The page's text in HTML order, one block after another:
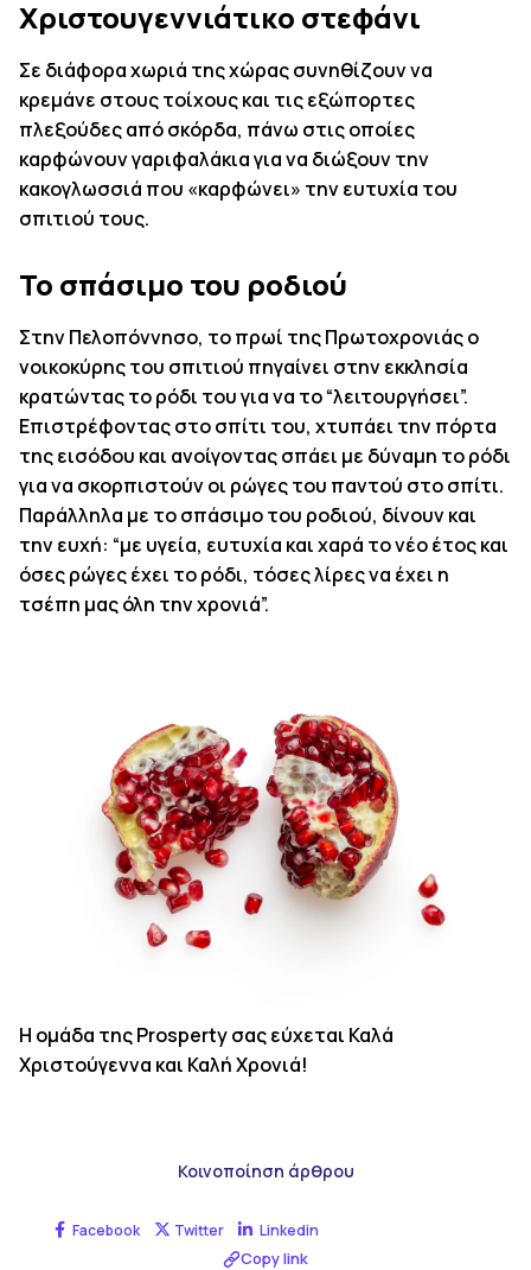
Χριστουγεννιάτικο στεφάνι
Σε διάφορα χωριά της χώρας συνηθίζουν να
κρεμάνε στους τοίχους και τις εξώπορτες
πλεξούδες από σκόρδα, πάνω στις οποίες
καρφώνουν γαριφαλάκια για να διώξουν την
κακογλωσσιά που «καρφώνει» την ευτυχία του
σπιτιού τους.
Το σπάσιμο του ροδιού
Στην Πελοπόννησο, το πρωί της Πρωτοχρονιάς ο
νοικοκύρης του σπιτιού πηγαίνει στην εκκλησία
κρατώντας το ρόδι του για να το “λειτουργήσει”.
Επιστρέφοντας στο σπίτι του, χτυπάει την πόρτα
της εισόδου και ανοίγοντας σπάει με δύναμη το ρόδι
για να σκορπιστούν οι ρώγες του παντού στο σπίτι.
Παράλληλα με το σπάσιμο του ροδιού, δίνουν και
την ευχή: “με υγεία, ευτυχία και χαρά το νέο έτος και
όσες ρώγες έχει το ρόδι, τόσες λίρες να έχει η
τσέπη μας όλη την χρονιά”.
Η ομάδα της Prosperty σας εύχεται Καλά
Χριστούγεννα και Καλή Χρονιά!
Κοινοποίηση άρθρου
Facebook Twitter Linkedin
Copy link